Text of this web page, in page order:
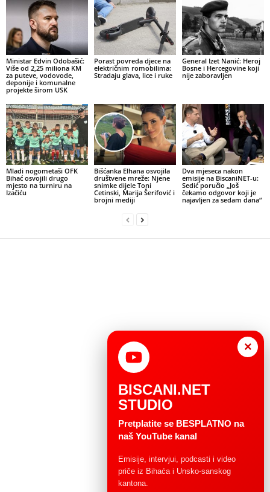
Ministar Edvin Odobašić:
Više od 2,25 miliona KM
za puteve, vodovode,
deponije i komunalne
projekte širom USK
Porast povreda djece na
električnim romobilima:
Stradaju glava, lice i ruke
General Izet Nanić: Heroj
Bosne i Hercegovine koji
nije zaboravljen
Mladi nogometaši OFK
Bihać osvojili drugo
mjesto na turniru na
Izačiću
Bišćanka Elhana osvojila
društvene mreže: Njene
snimke dijele Toni
Cetinski, Marija Šerifović i
brojni mediji
Dva mjeseca nakon
emisije na BiscaniNET-u:
Sedić poručio „Još
čekamo odgovor koji je
najavljen za sedam dana“
×
BISCANI.NET
STUDIO
Pretplatite se BESPLATNO na
naš YouTube kanal
Emisije, intervjui, podcasti i video
priče iz Bihaća i Unsko-sanskog
kantona.